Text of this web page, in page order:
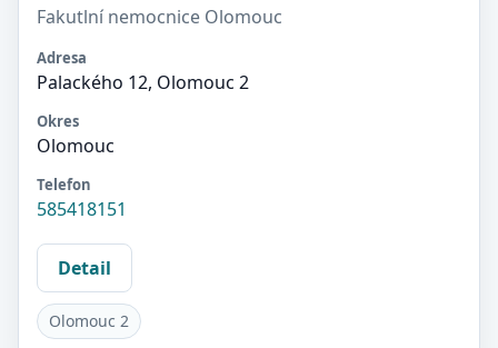
Fakutlní nemocnice Olomouc
Adresa
Palackého 12, Olomouc 2
Okres
Olomouc
Telefon
585418151
Detail
Olomouc 2